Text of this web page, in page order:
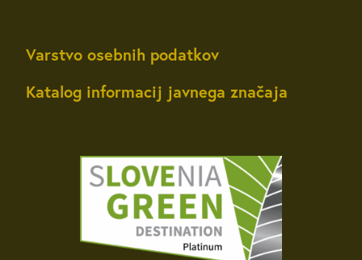
Varstvo osebnih podatkov
Katalog informacij javnega značaja